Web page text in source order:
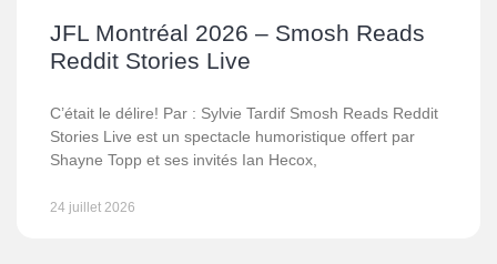
JFL Montréal 2026 – Smosh Reads
Reddit Stories Live
C’était le délire! Par : Sylvie Tardif Smosh Reads Reddit
Stories Live est un spectacle humoristique offert par
Shayne Topp et ses invités Ian Hecox,
24 juillet 2026